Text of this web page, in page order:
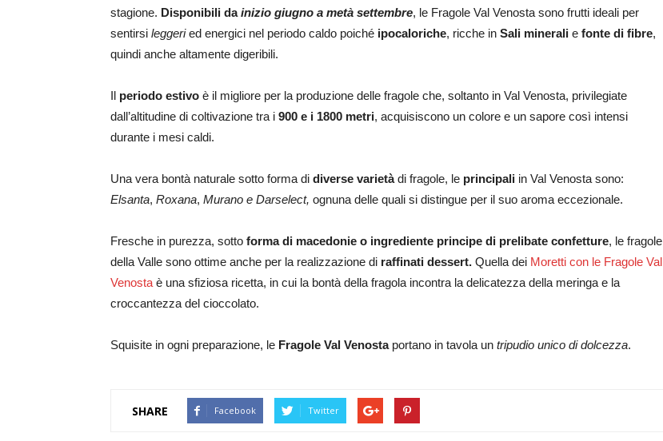
stagione. Disponibili dainizio giugno a metà settembre, le Fragole Val Venosta sono frutti ideali per
sentirsi leggeried energici nel periodo caldo poiché ipocaloriche, ricche in Sali minerali e fonte di fibre,
quindi anche altamente digeribili.
Il periodo estivo è il migliore per la produzione delle fragole che, soltanto in Val Venosta, privilegiate
dall’altitudine di coltivazione tra i 900 e i 1800 metri, acquisiscono un colore e un sapore così intensi
durante i mesi caldi.
Una vera bontà naturale sotto forma di diverse varietàdi fragole, le principali in Val Venosta sono:
Elsanta, Roxana, Murano e Darselect, ognuna delle quali si distingue per il suo aroma eccezionale.
Fresche in purezza, sotto forma di macedonie o ingrediente principe di prelibate confetture, le fragole
della Valle sono ottime anche per la realizzazione di raffinati dessert. Quella dei Moretti con le Fragole Val
Venosta è una sfiziosa ricetta, in cui la bontà della fragola incontra la delicatezza della meringa e la
croccantezza del cioccolato.
Squisite in ogni preparazione, le Fragole Val Venostaportano in tavola un tripudio unico di dolcezza.
SHARE Facebook Twitter